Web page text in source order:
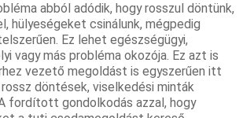
abból adódik, hogy rosszul döntünk,
hülyeségeket csinálunk, mégpedig
Ez lehet egészségügyi,
vagy más probléma okozója. Ez azt is
vezető megoldást is egyszerűen itt
döntések, viselkedési minták
fordított gondolkodás azzal, hogy